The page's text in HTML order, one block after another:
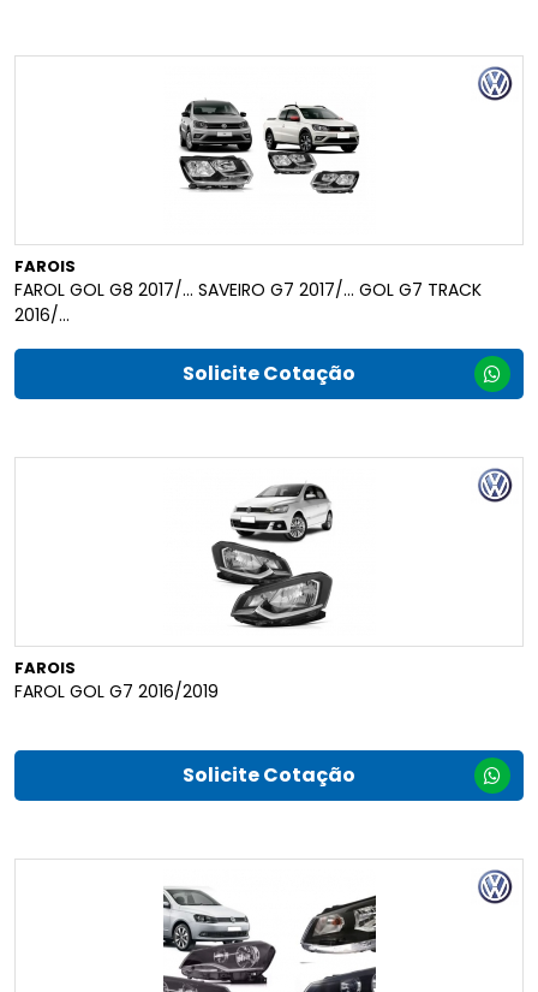
FAROIS
FAROL GOL G8 2017/... SAVEIRO G7 2017/... GOL G7 TRACK
2016/...
Solicite Cotação
FAROIS
FAROL GOL G7 2016/2019
Solicite Cotação